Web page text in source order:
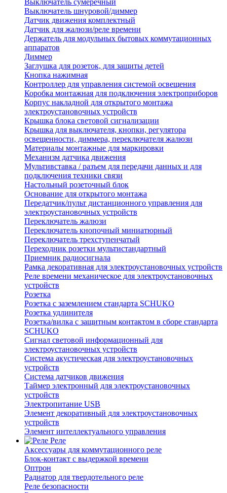
Выключатель сумеречный
Выключатель шнуровой/диммер
Датчик движения комплектный
Датчик для жалюзи/реле времени
Держатель для модульных бытовых коммутационных
аппаратов
Диммер
Заглушка для розеток, для защиты детей
Кнопка нажимная
Контроллер для управления системой освещения
Коробка монтажная для подключения электроприборов
Корпус накладной для открытого монтажа
электроустановочных устройств
Крышка блока световой сигнализации
Крышка для выключателя, кнопки, регулятора
освещенности, диммера, переключателя жалюзи
Материалы монтажные для маркировки
Механизм датчика движения
Мультивставка / разъем для передачи данных и для
подключения техники связи
Настольный розеточный блок
Основание для открытого монтажа
Передатчик/пульт дистанционного управления для
электроустановочных устройств
Переключатель жалюзи
Переключатель кнопочный миниатюрный
Переключатель трехступенчатый
Переходник розетки мультистандартный
Приемник радиосигнала
Рамка декоративная для электроустановочных устройств
Реле времени механическое для электроустановочных
устройств
Розетка
Розетка с заземлением стандарта SCHUKO
Розетка удлинителя
Розетка/вилка с защитным контактом в сборе стандарта
SCHUKO
Сигнал световой информационный для
электроустановочных устройств
Система акустическая для электроустановочных
устройств
Система датчиков движения
Таймер электронный для электроустановочных
устройств
Электропитание USB
Элемент декоративный для электроустановочных
устройств
Элемент интеллектуального управления
Реле
Аксессуары для коммутационного реле
Блок-контакт с выдержкой времени
Оптрон
Радиатор для твердотельного реле
Реле безопасности